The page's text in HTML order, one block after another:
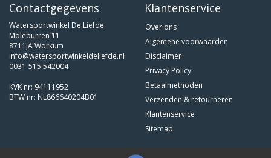
Contactgegevens
Watersportwinkel De Liefde
Moleburren 11
8711JA Workum
info@watersportwinkeldeliefde.nl
0031-515 542004
KVK nr: 94111952
BTW nr: NL866640204B01
Klantenservice
Over ons
Algemene voorwaarden
Disclaimer
Privacy Policy
Betaalmethoden
Verzenden & retourneren
Klantenservice
Sitemap